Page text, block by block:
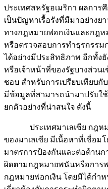
ประเทศสหรัฐอเมริกา ผลกา
เป็นปัญหาเรื้อรังที่มีมาอย่างย
ทางกฎหมายฟอกเงินและกฎ
หรือตรวจสอบการทำธุรกรรม
ได้อย่างมีประสิทธิภาพ อีกทั้ง
หรือเจ้าหน้าที่ของรัฐบางส่วน
ชอบ สำหรับการเปรียบเทียบกั
มีข้อมูลที่สามารถนำมาปรับใ
ยกตัวอย่างที่น่าสนใจ ดังนี้
ประเทศมาเลเซีย กฎ
ของมาเลเซีย มีเนื้อหาที่เชื่อม
มาตรการป้องกันและต่อต้านก
ผิดตามกฎหมายพนันหรือการ
กฎหมายฟอกเงิน โดยมิได้กำห